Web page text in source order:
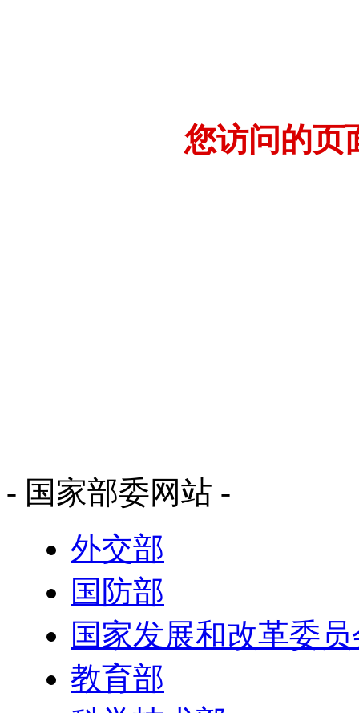
您访问的页
- 国家部委网站 -
外交部
国防部
国家发展和改革委
教育部